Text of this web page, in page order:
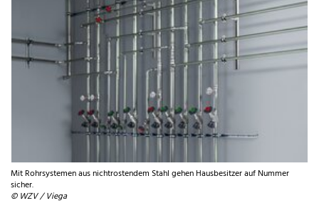
Mit Rohrsystemen aus nichtrostendem Stahl gehen Hausbesitzer auf Nummer
sicher.
© WZV / Viega